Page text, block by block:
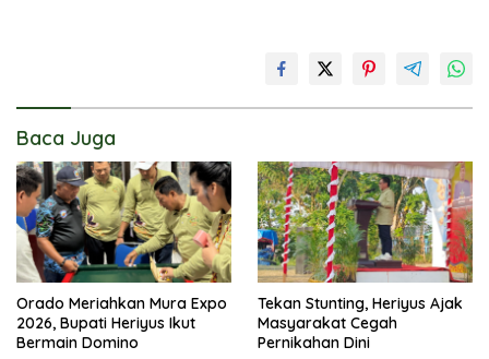
Baca Juga
Orado Meriahkan Mura Expo
2026, Bupati Heriyus Ikut
Bermain Domino
Tekan Stunting, Heriyus Ajak
Masyarakat Cegah
Pernikahan Dini